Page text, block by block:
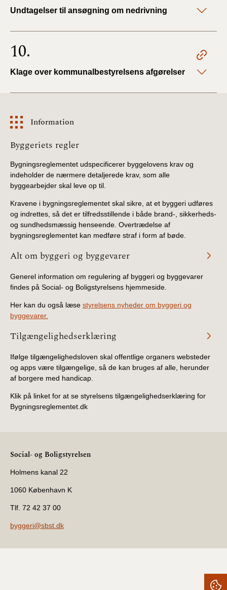
Undtagelser til ansøgning om nedrivning
10.
Klage over kommunalbestyrelsens afgørelser
Information
Information
Byggeriets regler
Bygningsreglementet udspecificerer byggelovens krav og
indeholder de nærmere detaljerede krav, som alle
byggearbejder skal leve op til.
Kravene i bygningsreglementet skal sikre, at et byggeri udføres
og indrettes, så det er tilfredsstillende i både brand-, sikkerheds-
og sundhedsmæssig henseende. Overtrædelse af
bygningsreglementet kan medføre straf i form af bøde.
Alt om byggeri og byggevarer
Generel information om regulering af byggeri og byggevarer
findes på Social- og Boligstyrelsens hjemmeside.
Her kan du også læse styrelsens nyheder om byggeri og
byggevarer.
Tilgængelighedserklæring
Ifølge tilgængelighedsloven skal offentlige organers websteder
og apps være tilgængelige, så de kan bruges af alle, herunder
af borgere med handicap.
Klik på linket for at se styrelsens tilgængelighedserklæring for
Bygningsreglementet.dk
Social- og Boligstyrelsen
Holmens kanal 22
1060 København K
Tlf. 72 42 37 00
byggeri@sbst.dk